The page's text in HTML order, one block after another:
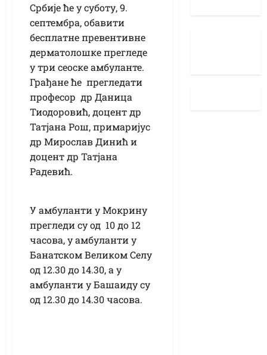
Србије ће у суботу, 9.
септембра, обавити
бесплатне превентивне
дерматолошке прегледе
у три сеоске амбуланте.
Грађане ће прегледати
професор др Даница
Тиодоровић, доцент др
Татјана Рош, примаријус
др Мирослав Динић и
доцент др Татјана
Радевић.
У амбуланти у Мокрину
прегледи су од 10 до 12
часова, у амбуланти у
Банатском Великом Селу
од 12.30 до 14.30, а у
амбуланти у Башаиду су
од 12.30 до 14.30 часова.